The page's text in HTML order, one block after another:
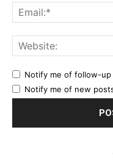
Notify me of follow-up
Notify me of new